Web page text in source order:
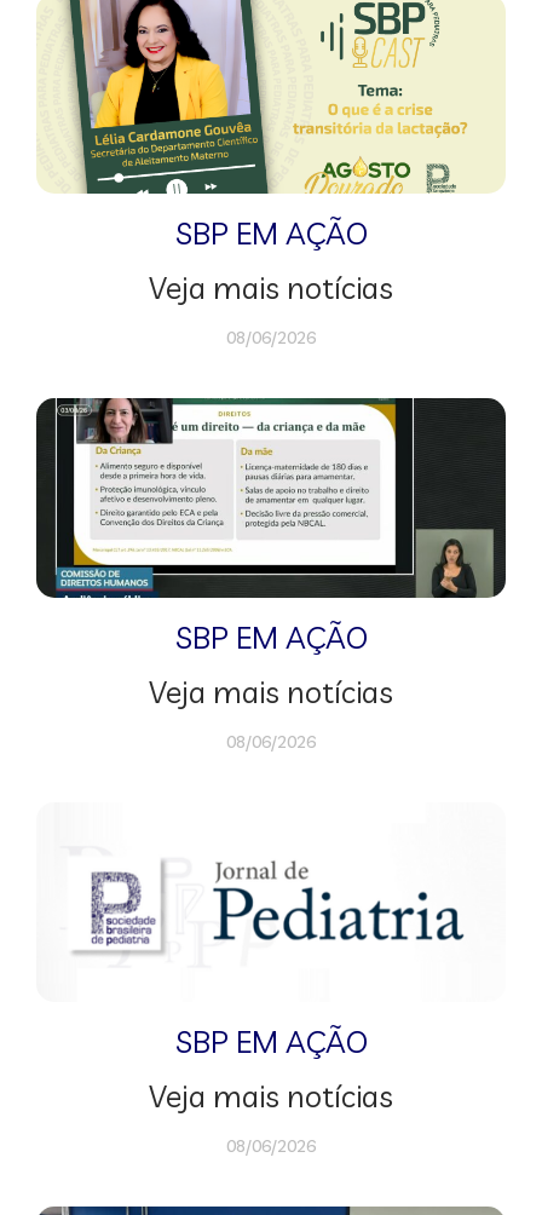
SBP EM AÇÃO
Veja mais notícias
08/06/2026
SBP EM AÇÃO
Veja mais notícias
08/06/2026
SBP EM AÇÃO
Veja mais notícias
08/06/2026